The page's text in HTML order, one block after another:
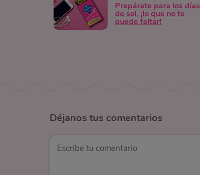
Prepárate para los días
de sol, ¡lo que no te
puede faltar!
Déjanos tus comentarios